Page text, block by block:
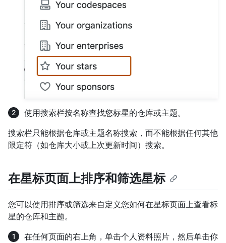
使用搜索栏按名称查找您标星的仓库或主题。
搜索栏只能根据仓库或主题名称搜索，而不能根据任何其他
限定符（如仓库大小或上次更新时间）搜索。
在星标页面上排序和筛选星标
您可以使用排序或筛选来自定义您如何在星标页面上查看标
星的仓库和主题。
在任何页面的右上角，单击个人资料照片，然后单击你